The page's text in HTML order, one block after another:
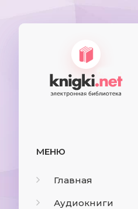
МЕНЮ
Главная
Аудиокниги